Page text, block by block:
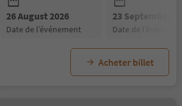
26 August 2026
date de l’événement
23 September
date de l’événement
Acheter billet